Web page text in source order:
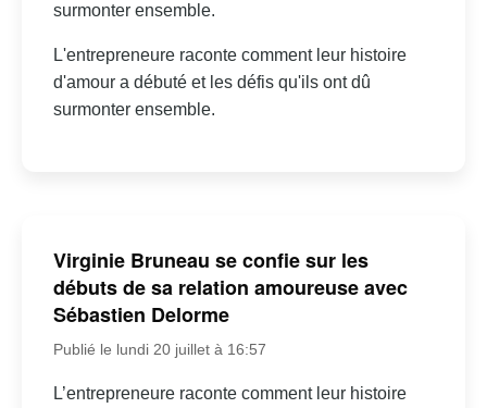
surmonter ensemble.
L'entrepreneure raconte comment leur histoire
d'amour a débuté et les défis qu'ils ont dû
surmonter ensemble.
Virginie Bruneau se confie sur les
débuts de sa relation amoureuse avec
Sébastien Delorme
Publié le lundi 20 juillet à 16:57
L’entrepreneure raconte comment leur histoire